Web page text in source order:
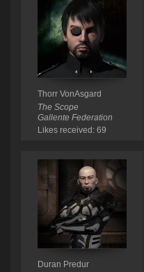
Thorr VonAsgard
The Scope
Gallente Federation
Likes received: 69
Duran Predur